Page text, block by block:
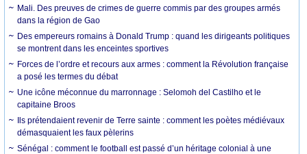
Mali. Des preuves de crimes de guerre commis par des groupes armés
dans la région de Gao
Des empereurs romains à Donald Trump : quand les dirigeants politiques
se montrent dans les enceintes sportives
Forces de l’ordre et recours aux armes : comment la Révolution française
a posé les termes du débat
Une icône méconnue du marronnage : Selomoh del Castilho et le
capitaine Broos
Ils prétendaient revenir de Terre sainte : comment les poètes médiévaux
démasquaient les faux pèlerins
Sénégal : comment le football est passé d’un héritage colonial à une